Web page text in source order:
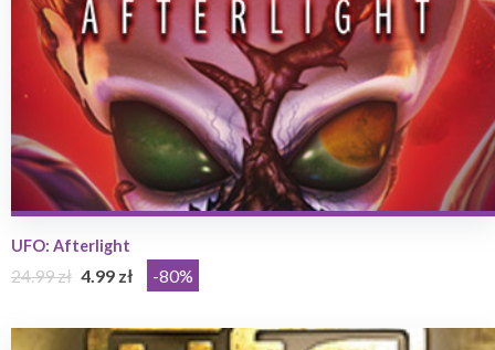
UFO: Afterlight
24.99 zł 4.99 zł -80%